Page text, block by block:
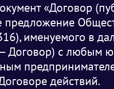
«Договор
предложение
именуемого в
Договор) с любым
действий.